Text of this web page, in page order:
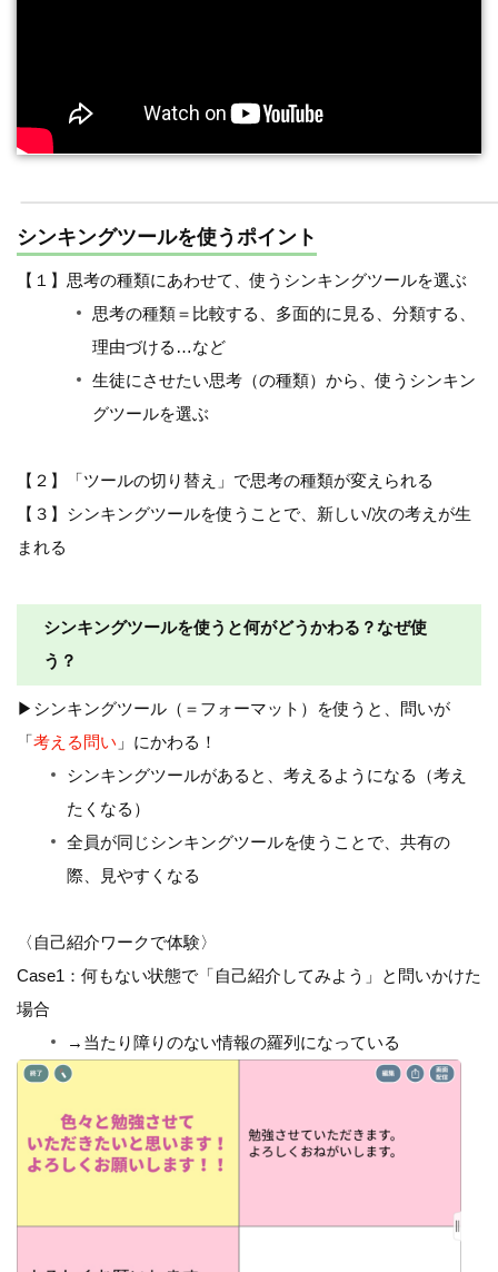
シンキングツールを使うポイント
【１】思考の種類にあわせて、使うシンキングツールを選ぶ
思考の種類＝比較する、多面的に見る、分類する、
理由づける…など
生徒にさせたい思考（の種類）から、使うシンキン
グツールを選ぶ
【２】「ツールの切り替え」で思考の種類が変えられる
【３】シンキングツールを使うことで、新しい/次の考えが生
まれる
シンキングツールを使うと何がどうかわる？なぜ使
う？
▶︎シンキングツール（＝フォーマット）を使うと、問いが
「考える問い 」にかわる！
シンキングツールがあると、考えるようになる（考え
たくなる）
全員が同じシンキングツールを使うことで、共有の
際、見やすくなる
〈自己紹介ワークで体験〉
Case1：何もない状態で「自己紹介してみよう」と問いかけた
場合
→当たり障りのない情報の羅列になっている